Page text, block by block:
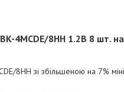
BK-4MCDE/8HH 1.2В 8 шт. на
8HH зі збільшеною на 7%